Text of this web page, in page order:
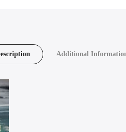
Additional